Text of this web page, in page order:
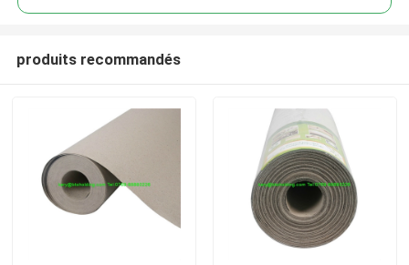
produits recommandés